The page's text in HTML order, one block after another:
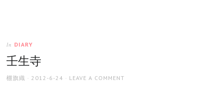
In DIARY
壬生寺
AUTHOR
棚旗織
POSTED
2012-6-24 LEAVE A COMMENT